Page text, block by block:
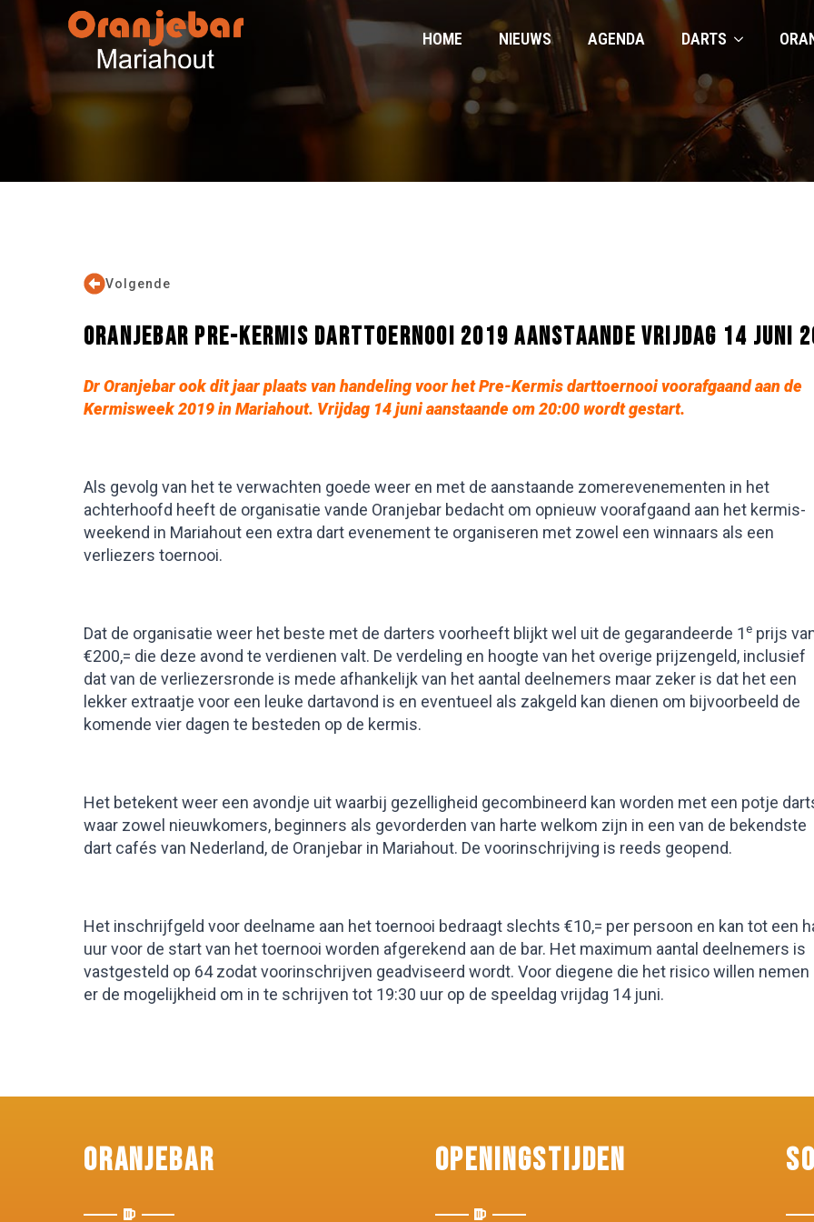
HOME NIEUWS AGENDA DARTS
Volgende
ORANJEBAR PRE-KERMIS DARTTOERNOOI 2019 AANSTAANDE VRIJDAG 14 JUNI
Dr Oranjebar ook dit jaar plaats van handeling voor het Pre-Kermis darttoernooi voorafgaand aan de
Kermisweek 2019 in Mariahout. Vrijdag 14 juni aanstaande om 20:00 wordt gestart.
Als gevolg van het te verwachten goede weer en met de aanstaande zomerevenementen in het
achterhoofd heeft de organisatie vande Oranjebar bedacht om opnieuw voorafgaand aan het kermis-
weekend in Mariahout een extra dart evenement te organiseren met zowel een winnaars als een
verliezers toernooi.
Dat de organisatie weer het beste met de darters voorheeft blijkt wel uit de gegarandeerde 1e prijs
€200,= die deze avond te verdienen valt. De verdeling en hoogte van het overige prijzengeld, inclusief
dat van de verliezersronde is mede afhankelijk van het aantal deelnemers maar zeker is dat het een
lekker extraatje voor een leuke dartavond is en eventueel als zakgeld kan dienen om bijvoorbeeld de
komende vier dagen te besteden op de kermis.
Het betekent weer een avondje uit waarbij gezelligheid gecombineerd kan worden met een potje
waar zowel nieuwkomers, beginners als gevorderden van harte welkom zijn in een van de bekendste
dart cafés van Nederland, de Oranjebar in Mariahout. De voorinschrijving is reeds geopend.
Het inschrijfgeld voor deelname aan het toernooi bedraagt slechts €10,= per persoon en kan tot een
uur voor de start van het toernooi worden afgerekend aan de bar. Het maximum aantal deelnemers is
vastgesteld op 64 zodat voorinschrijven geadviseerd wordt. Voor diegene die het risico willen nemen
er de mogelijkheid om in te schrijven tot 19:30 uur op de speeldag vrijdag 14 juni.
Oranjebar Openingstijden